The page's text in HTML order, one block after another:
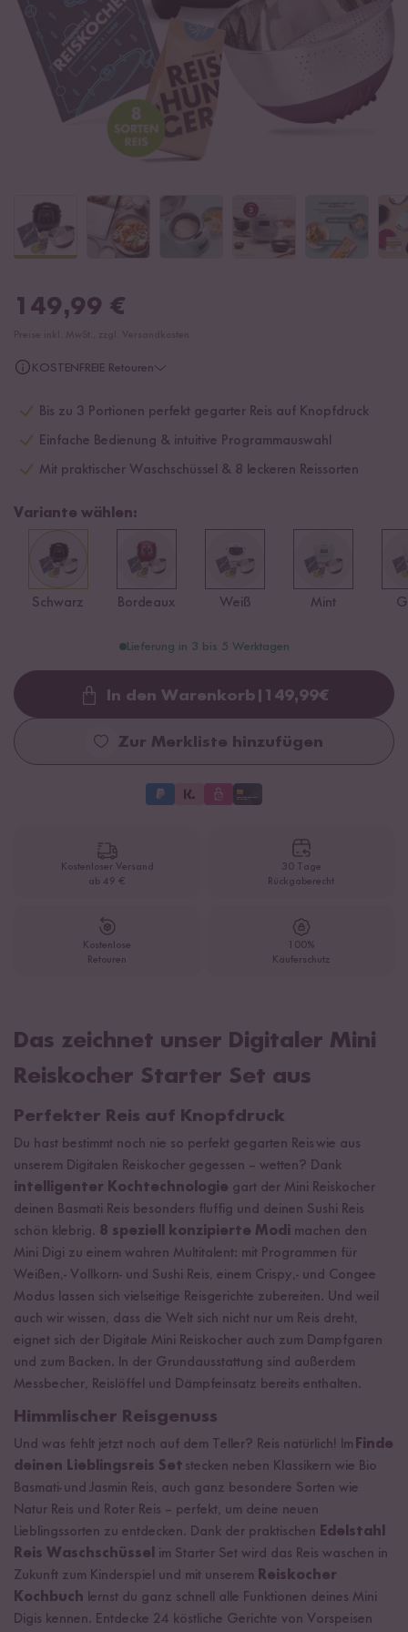
149,99 €
KOSTENFREIE Retouren
Bis zu 3 Portionen perfekt gegarter Reis auf Knopfdruck
Einfache Bedienung & intuitive Programmauswahl
Mit praktischer Waschschüssel & 8 leckeren Reissorten
Variante wählen:
Schwarz Bordeaux Weiß Mint
Lieferung in 3 bis 5 Werktagen
Loading...
In den Warenkorb 149,99€
Zur Merkliste hinzufügen
Kostenloser Versand
ab 49 €
30 Tage
Rückgaberecht
Kostenlose
Retouren
100%
Käuferschutz
Das zeichnet unser Digitaler Mini
Reiskocher Starter Set aus
Perfekter Reis auf Knopfdruck
Du hast bestimmt noch nie so perfekt gegarten Reis wie aus
unserem Digitalen Reiskocher gegessen – wetten? Dank
intelligenter Kochtechnologie gart der Mini Reiskocher
deinen Basmati Reis besonders fluffig und deinen Sushi Reis
schön klebrig. 8 speziell konzipierte Modi machen den
Mini Digi zu einem wahren Multitalent: mit Programmen für
Weißen,- Vollkorn- und Sushi Reis, einem Crispy,- und Congee
Modus lassen sich vielseitige Reisgerichte zubereiten. Und weil
auch wir wissen, dass die Welt sich nicht nur um Reis dreht,
eignet sich der Digitale Mini Reiskocher auch zum Dampfgaren
und zum Backen. In der Grundausstattung sind außerdem
Messbecher, Reislöffel und Dämpfeinsatz bereits enthalten.
Himmlischer Reisgenuss
Und was fehlt jetzt noch auf dem Teller? Reis natürlich! Im Finde
deinen Lieblingsreis Set stecken neben Klassikern wie Bio
Basmati- und Jasmin Reis, auch ganz besondere Sorten wie
Natur Reis und Roter Reis – perfekt, um deine neuen
Lieblingssorten zu entdecken. Dank der praktischen Edelstahl
Reis Waschschüssel
im Starter Set wird das Reis waschen in
Zukunft zum Kinderspiel und mit unserem Reiskocher
Kochbuch lernst du ganz schnell alle Funktionen deines Mini
Digis kennen. Entdecke 24 köstliche Gerichte von Vorspeisen